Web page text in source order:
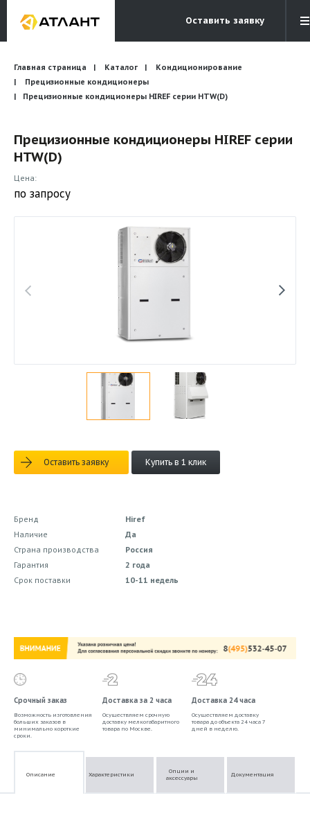
Оставить заявку
Электронная почта
info@atlantcompany.ru
Бесплатный звонок
Бренды
Каталоги
Бланки запросов
Главная страница Каталог
Кондиционирование
Прецизионные кондиционеры
Прецизионные кондиционеры HIREF серии HTW(D)
Прецизионные кондиционеры HIREF серии
HTW(D)
Цена:
по запросу
Оставить заявку Купить в 1 клик
Бренд
Hiref
Наличие
Да
Страна производства
Россия
Гарантия
2 года
Срок поставки
10-11 недель
Срочный заказ
Возможность изготовления
больших заказов в
минимально короткие
сроки.
Доставка за 2 часа
Осуществляем срочную
доставку мелкогабаритного
товара по Москве.
Доставка 24 часа
Осуществляем доставку
товара до объекта 24 часа 7
дней в неделю.
Описание Характеристики
Опции и
аксессуары
Документация